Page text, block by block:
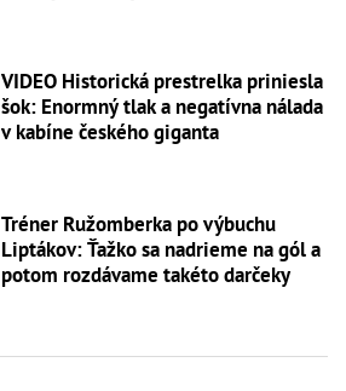
VIDEO Historická prestrelka priniesla
šok: Enormný tlak a negatívna nálada
v kabíne českého giganta
Tréner Ružomberka po výbuchu
Liptákov: Ťažko sa nadrieme na gól a
potom rozdávame takéto darčeky